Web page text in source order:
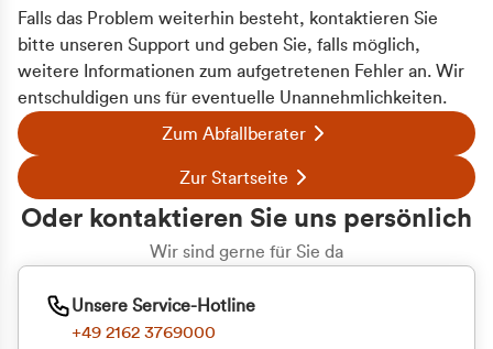
Falls das Problem weiterhin besteht, kontaktieren Sie
bitte unseren Support und geben Sie, falls möglich,
weitere Informationen zum aufgetretenen Fehler an. Wir
entschuldigen uns für eventuelle Unannehmlichkeiten.
Zum Abfallberater
Zur Startseite
Oder kontaktieren Sie uns persönlich
Wir sind gerne für Sie da
Unsere Service-Hotline
+49 2162 3769000